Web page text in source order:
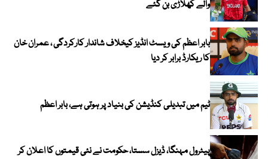
والے کھلاڑی بن گئے
بابر اعظم کی ویسٹ انڈیز کیخلاف شاندار کارکردگی ، عمران خان
کا ریکارڈ برابر کر دیا
ٹیم میں تبدیلی کنڈیشن کی بنیاد پر ہوتی ہے، بابر اعظم
پیٹرول مہنگا، ڈیزل سستا، حکومت نے نئی قیمتوں کا اعلان کر